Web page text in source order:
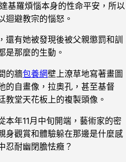
基羅煩惱本身的性命平安，所以
迴避教宗的惱怒。
還有她被發現後被父親懲罰和訓
是那麼的生動。
的牆包養網壁上潦草地寫著畫圖
的自畫像，拉奧孔，甚至基督
教堂天花板上的複製頭像。
本年11月中旬開端，藝術家的密
身觀賞和體驗躲在那邊是什麼感
忍耐幽閉膽怯癥？